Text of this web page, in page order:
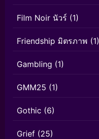
Film Noir นัวร์ (1)
Friendship มิตรภาพ (1)
Gambling (1)
GMM25 (1)
Gothic (6)
Grief (25)